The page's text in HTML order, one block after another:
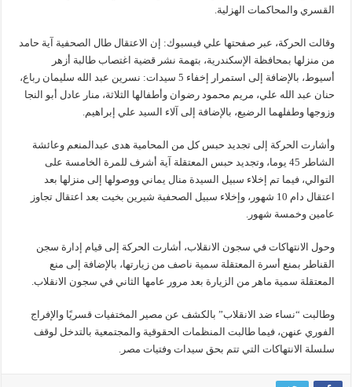
القسري والمحاكمات الهزلية.
وقالت الحركة، عبر صفحتها علي فيسبوك: إن الاعتقال طال الصحفية آية حامد
من منزلها بمحافظة الإسكندرية، بتهمة نشر قضية اغتصاب طالبة أزهر
أسيوط، بالإضافة إلى استمرار إخفاء 5 سيدات: نسرين عبد الله سليمان رباع،
حنان عبد الله علي، مريم محمود رضوان وأطفالها الثلاثة، منار عادل أبو النجا
وزوجها وطفلهما الرضيع، بالإضافة إلى آلاء السيد علي إبراهيم.
وأشارت الحركة إلى تجديد حبس كل من المحامية هدى عبدالمنعم وعائشة
الشاطر 45 يوما، وتجديد حبس المعتقلة آية أشرف للمرة الخامسة على
التوالي، فيما تم إخلاء سبيل السيدة منال يماني ووصولها إلى منزلها بعد
اعتقال دام 10 شهور، وإخلاء سبيل الصحفية شيرين بخيت بعد اعتقال تجاوز
عامين وخمسة شهور.
وحول الانتهاكات في سجون الانقلاب، أشارت الحركة إلى قيام إدارة سجن
القناطر بمنع أسرة المعتقلة سمية ناصف من زيارتها، بالإضافة إلى منع
المعتقلة سمية ماهر من الزيارة بعد مرور عامها الثاني في سجون الانقلاب.
وطالبت “نساء ضد الانقلاب” بالكشف عن مصير المختفيات قسريًا والإفراج
الفوري عنهن، فيما طالبت المنظمات الحقوقية والمجتمعية بالتدخل لوقف
سلسلة الانتهاكات التي تتم بحق سيدات وفتيات مصر.